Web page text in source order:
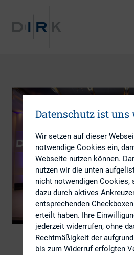
Datenschutz ist
Wir setzen auf dieser
notwendige Cookies ein,
Webseite nutzen können.
nutzen wir die unten
nicht notwendigen Cookies,
dazu durch aktives
entsprechenden
erteilt haben. Ihre
jederzeit widerrufen, ohne
Rechtmäßigkeit der
bis zum Widerruf erfolgten